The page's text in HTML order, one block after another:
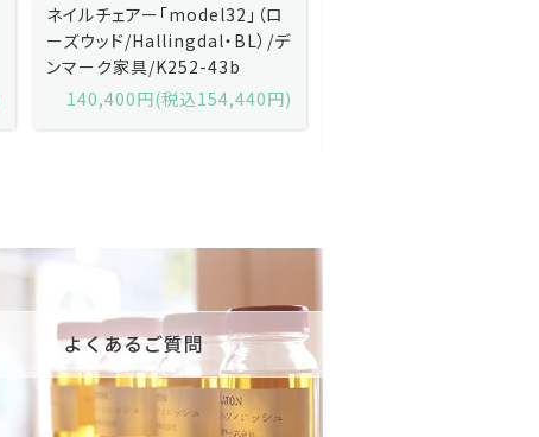
Kai Kristiansenカイ・クリスチ
ャンセン/ダイニングチェアー
「No.42」（ローズウッド・レザー
黒）/デンマーク家具/J252-57j